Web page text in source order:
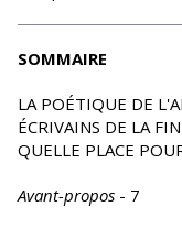
SOMMAIRE
LA POÉTIQUE DE
ÉCRIVAINS DE LA
QUELLE PLACE
Avant-propos - 7